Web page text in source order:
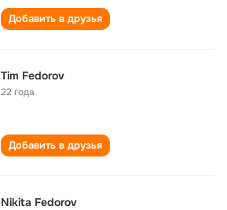
Добавить в друзья
Tim Fedorov
22 года
Добавить в друзья
Nikita Fedorov